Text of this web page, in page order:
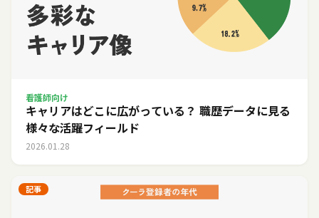
看護師向け
キャリアはどこに広がっている？ 職歴データに見る
様々な活躍フィールド
2026.01.28
記事